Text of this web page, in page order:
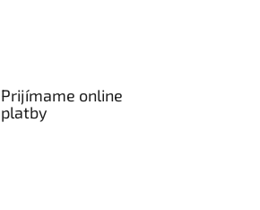
Prijímame online
platby